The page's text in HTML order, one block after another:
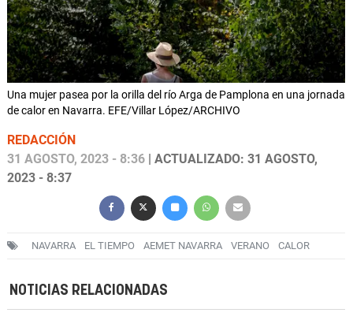
Una mujer pasea por la orilla del río Arga de Pamplona en una jornada
de calor en Navarra. EFE/Villar López/ARCHIVO
REDACCIÓN
31 AGOSTO, 2023 - 8:36 | ACTUALIZADO: 31 AGOSTO,
2023 - 8:37
NAVARRA EL TIEMPO AEMET NAVARRA VERANO CALOR
NOTICIAS RELACIONADAS